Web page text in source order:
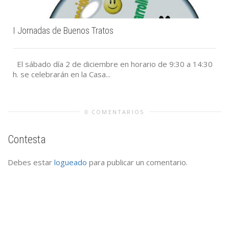
I Jornadas de Buenos Tratos
El sábado día 2 de diciembre en horario de 9:30 a 14:30
h. se celebrarán en la Casa...
0 COMENTARIOS
Contesta
Debes estar logueado para publicar un comentario.